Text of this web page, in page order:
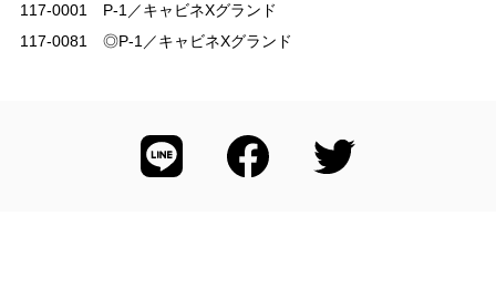
117-0001 P-1／キャビネXグランド
117-0081 ◎P-1／キャビネXグランド